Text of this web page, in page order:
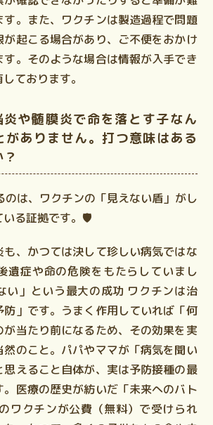
す。また、ワクチンは製造過程で問題
が起こる場合があり、ご不便をおかけ
。そのような場合は情報が入手でき
ております。
や髄膜炎で命を落とす子なん
がありません。打つ意味はある
のは、ワクチンの「見えない盾」がし
いる証拠です。🛡️
も、かつては決して珍しい病気ではな
遺症や命の危険をもたらしていまし
い」という最大の成功 ワクチンは治
」です。うまく作用していれば「何
が当たり前になるため、その効果を実
然のこと。パパやママが「病気を聞い
思えること自体が、実は予防接種の最
医療の歴史が紡いだ「未来へのバト
ワクチンが公費（無料）で受けられ